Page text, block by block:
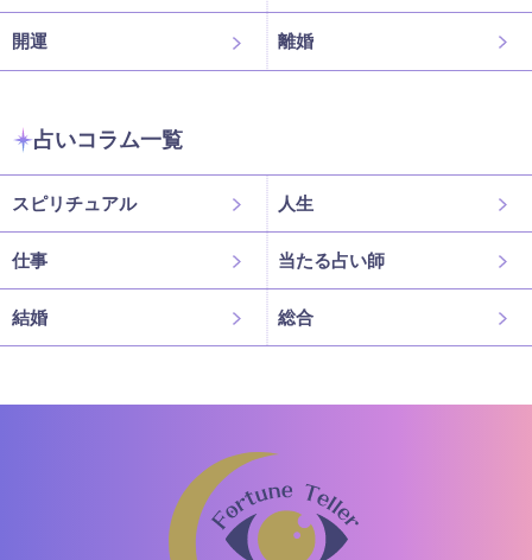
開運 離婚
占いコラム一覧
スピリチュアル 人生
仕事 当たる占い師
結婚 総合